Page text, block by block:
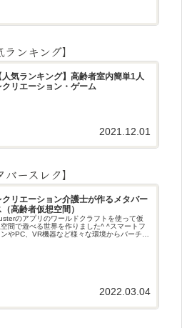
ランキング】
人気ランキング】高齢者室内簡単1人
クリエーション・ゲーム
2021.12.01
バースレク】
クリエーション介護士が作るメタバー
（高齢者仮想空間）
のアプリのワールドクラフトを使って仮
間で遊べる世界を作りました^ ^スマートフ
ンやPC、VR機器など様々な環境からバーチャ
2022.03.04